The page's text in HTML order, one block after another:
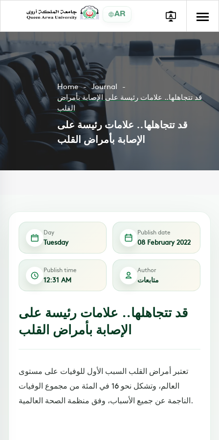
AR
Home
Journal
قد تتجاهلها.. علامات رئيسة على الإصابة بأمراض
القلب
قد تتجاهلها.. علامات رئيسة على
الإصابة بأمراض القلب
Day
Tuesday
Publish date
08 February 2022
Publish time
12:31 AM
Author
متابعات
قد تتجاهلها.. علامات رئيسة على
الإصابة بأمراض القلب
تعتبر أمراض القلب السبب الأول للوفيات على مستوى
العالم، وتشكل نحو 16 في المئة من مجموع الوفيات
الناجمة عن جميع الأسباب، وفق منظمة الصحة العالمية.